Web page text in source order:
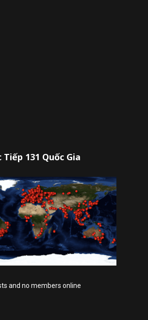
131 Quốc Gia
and no members online